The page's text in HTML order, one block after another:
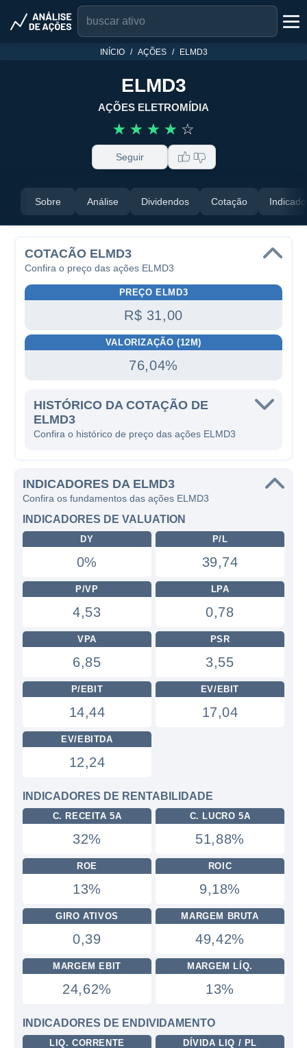
INÍCIO AÇÕES ELMD3
ELMD3
AÇÕES ELETROMÍDIA
☆ ☆ ☆ ☆ ☆
Seguir
Sobre Análise Dividendos Cotação
COTACÃO ELMD3
Confira o preço das ações ELMD3
PREÇO ELMD3
R$ 31,00
VALORIZAÇÃO (12M)
76,04%
HISTÓRICO DA COTAÇÃO DE
ELMD3
Confira o histórico de preço das ações ELMD3
INDICADORES DA ELMD3
Confira os fundamentos das ações ELMD3
INDICADORES DE VALUATION
DY
0%
P/L
39,74
P/VP
4,53
LPA
0,78
VPA
6,85
PSR
3,55
P/EBIT
14,44
EV/EBIT
17,04
EV/EBITDA
12,24
INDICADORES DE RENTABILIDADE
C. RECEITA 5A
32%
C. LUCRO 5A
51,88%
ROE
13%
ROIC
9,18%
GIRO ATIVOS
0,39
MARGEM BRUTA
49,42%
MARGEM EBIT
24,62%
MARGEM LÍQ.
13%
INDICADORES DE ENDIVIDAMENTO
LIQ. CORRENTE DÍVIDA LIQ / PL